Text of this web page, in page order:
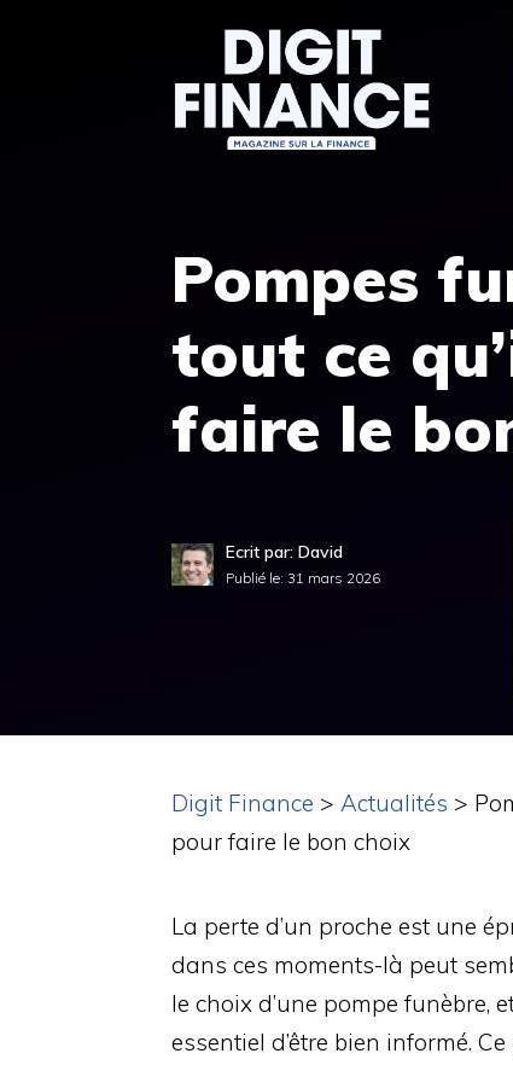
Pompes
tout ce
faire le
Ecrit par: David
Publié le: 31 mars 2026
Digit Finance > Actualités >
pour faire le bon choix
La perte d’un proche est une
dans ces moments-là peut
le choix d’une pompe funèbre,
essentiel d’être bien informé.